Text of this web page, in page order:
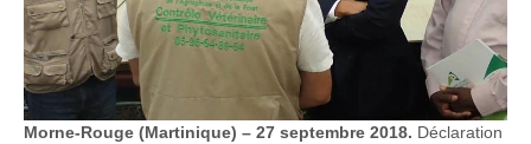
Morne-Rouge (Martinique) – 27 septembre 2018. Déclaration